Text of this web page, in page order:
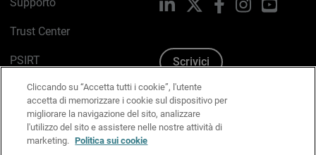
Trust Center
PSIRT
Politica sui cookie
Informativa sulla privacy
Kit Media & Brand
LinkedIn FacebookInstagram
Scrivici
Cliccando su “Accetta tutti i cookie”, l'utente
accetta di memorizzare i cookie sul dispositivo per
migliorare la navigazione del sito, analizzare
l'utilizzo del sito e assistere nelle nostre attività di
marketing. Politica sui cookie